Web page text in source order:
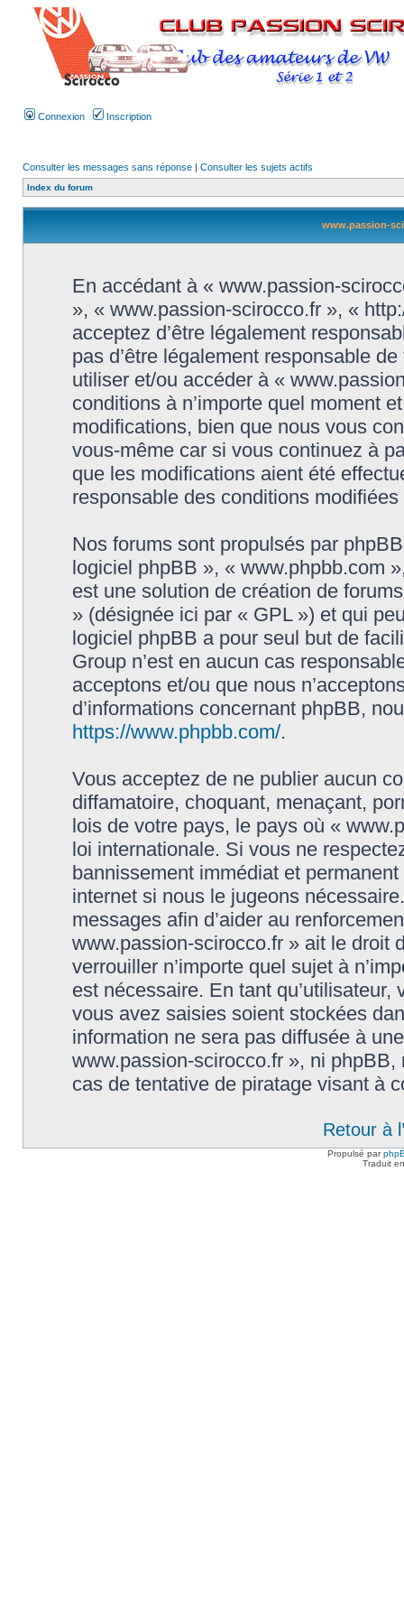
Connexion Inscription
Consulter les messages sans réponse | Consulter les sujets actifs
Index du forum
www.passion-
En accédant à « www.passion-
», « www.passion-scirocco.fr », «
acceptez d’être légalement
pas d’être légalement responsable
utiliser et/ou accéder à «
conditions à n’importe quel moment
modifications, bien que nous vous
vous-même car si vous continuez à
que les modifications aient été
responsable des conditions
Nos forums sont propulsés par
logiciel phpBB », « www.phpbb.com
est une solution de création de
» (désignée ici par « GPL ») et qui
logiciel phpBB a pour seul but de
Group n’est en aucun cas
acceptons et/ou que nous
d’informations concernant phpBB,
https://www.phpbb.com/.
Vous acceptez de ne publier aucun
diffamatoire, choquant, menaçant,
lois de votre pays, le pays où «
loi internationale. Si vous ne
bannissement immédiat et
internet si nous le jugeons
messages afin d’aider au
www.passion-scirocco.fr » ait le droit
verrouiller n’importe quel sujet à
est nécessaire. En tant
vous avez saisies soient stockées
information ne sera pas diffusée à
www.passion-scirocco.fr », ni
cas de tentative de piratage visant à
Retour à
Propulsé par
Traduit